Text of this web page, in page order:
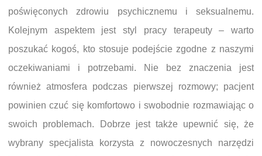
poświęconych zdrowiu psychicznemu i seksualnemu.
Kolejnym aspektem jest styl pracy terapeuty – warto
poszukać kogoś, kto stosuje podejście zgodne z naszymi
oczekiwaniami i potrzebami. Nie bez znaczenia jest
również atmosfera podczas pierwszej rozmowy; pacjent
powinien czuć się komfortowo i swobodnie rozmawiając o
swoich problemach. Dobrze jest także upewnić się, że
wybrany specjalista korzysta z nowoczesnych narzędzi